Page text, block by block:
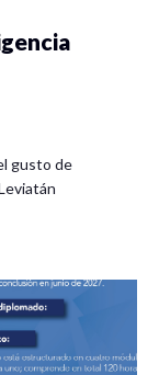
gusto de